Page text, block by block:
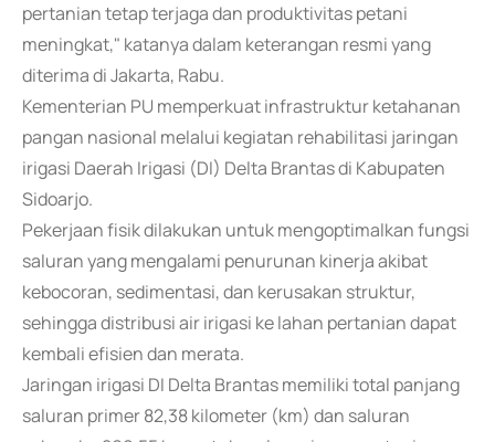
pertanian tetap terjaga dan produktivitas petani
meningkat," katanya dalam keterangan resmi yang
diterima di Jakarta, Rabu.
Kementerian PU memperkuat infrastruktur ketahanan
pangan nasional melalui kegiatan rehabilitasi jaringan
irigasi Daerah Irigasi (DI) Delta Brantas di Kabupaten
Sidoarjo.
Pekerjaan fisik dilakukan untuk mengoptimalkan fungsi
saluran yang mengalami penurunan kinerja akibat
kebocoran, sedimentasi, dan kerusakan struktur,
sehingga distribusi air irigasi ke lahan pertanian dapat
kembali efisien dan merata.
Jaringan irigasi DI Delta Brantas memiliki total panjang
saluran primer 82,38 kilometer (km) dan saluran